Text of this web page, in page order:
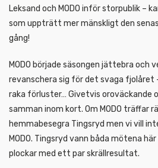
Leksand och MODO inför storpublik –
som uppträtt mer mänskligt den
gång!
MODO började säsongen jättebra och
revanschera sig för det svaga fjolåret
raka förluster… Givetvis oroväckande
samman inom kort. Om MODO träffar
hemmabesegra Tingsryd men vi vill
MODO. Tingsryd vann båda mötena
plockar med ett par skrällresultat.